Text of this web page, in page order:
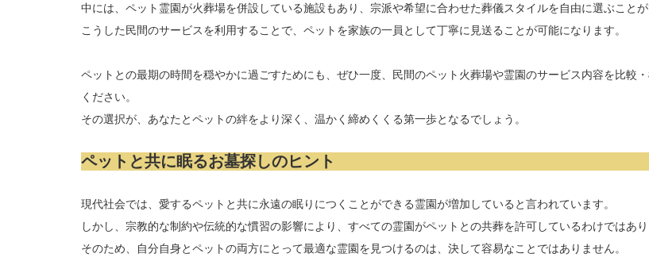
中には、ペット霊園が火葬場を併設している施設もあり、宗派や希望に合わせた葬儀スタイルを自由に選ぶことが
こうした民間のサービスを利用することで、ペットを家族の一員として丁寧に見送ることが可能になります。
ペットとの最期の時間を穏やかに過ごすためにも、ぜひ一度、民間のペット火葬場や霊園のサービス内容を比較
ください。
その選択が、あなたとペットの絆をより深く、温かく締めくくる第一歩となるでしょう。
ペットと共に眠るお墓探しのヒント
現代社会では、愛するペットと共に永遠の眠りにつくことができる霊園が増加していると言われています。
しかし、宗教的な制約や伝統的な慣習の影響により、すべての霊園がペットとの共葬を許可しているわけではあり
そのため、自分自身とペットの両方にとって最適な霊園を見つけるのは、決して容易なことではありません。